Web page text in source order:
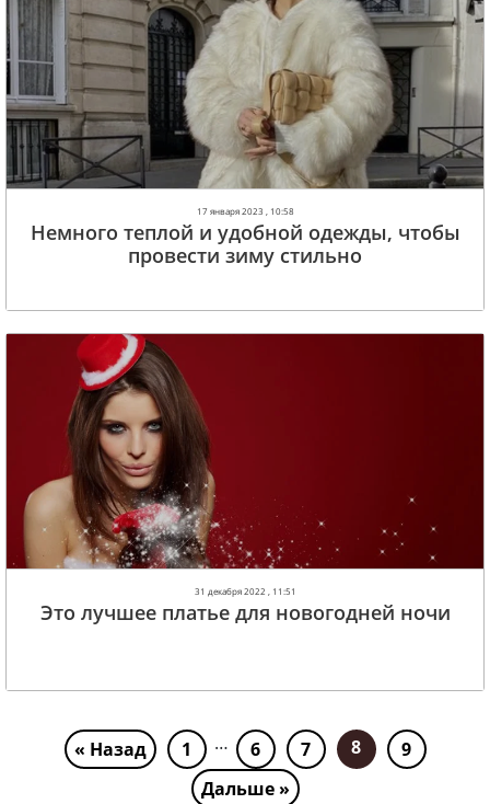
17 января 2023 , 10:58
Немного теплой и удобной одежды, чтобы
провести зиму стильно
31 декабря 2022 , 11:51
Это лучшее платье для новогодней ночи
« Назад 1 … 6 7 8
9
Дальше »